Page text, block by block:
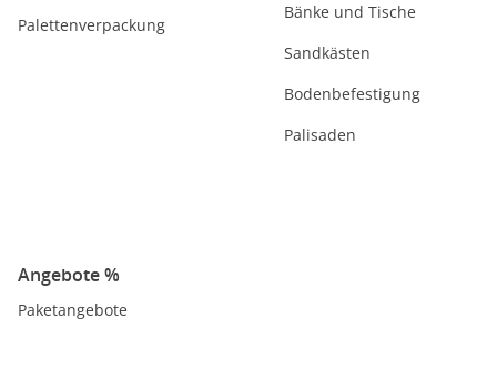
Palettenverpackung
Bänke und Tische
Sandkästen
Bodenbefestigung
Palisaden
Angebote %
Paketangebote